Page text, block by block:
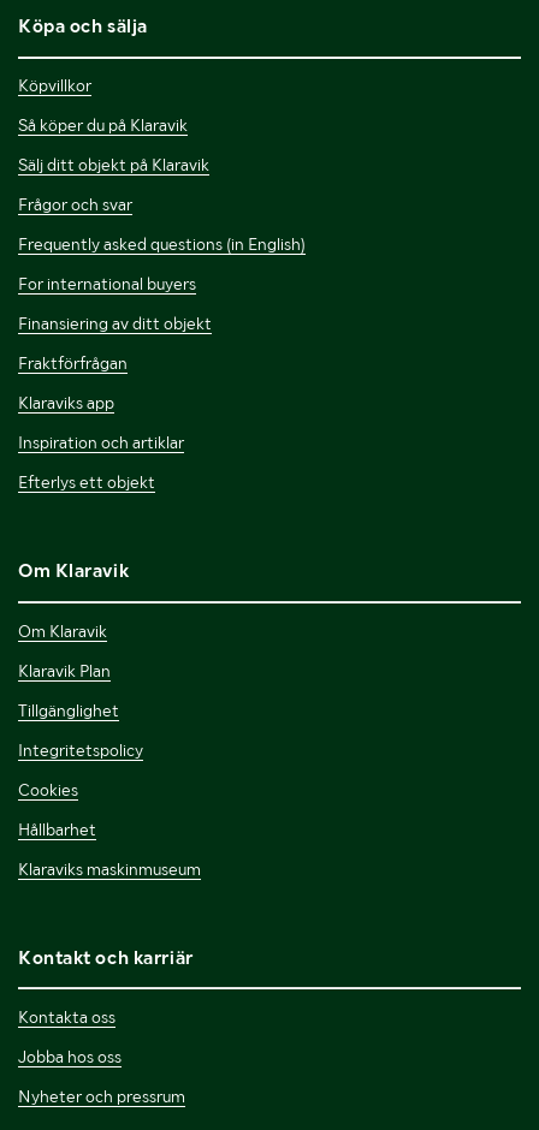
Köpa och sälja
Köpvillkor
Så köper du på Klaravik
Sälj ditt objekt på Klaravik
Frågor och svar
Frequently asked questions (in English)
For international buyers
Finansiering av ditt objekt
Fraktförfrågan
Klaraviks app
Inspiration och artiklar
Efterlys ett objekt
Om Klaravik
Om Klaravik
Klaravik Plan
Tillgänglighet
Integritetspolicy
Cookies
Hållbarhet
Klaraviks maskinmuseum
Kontakt och karriär
Kontakta oss
Jobba hos oss
Nyheter och pressrum